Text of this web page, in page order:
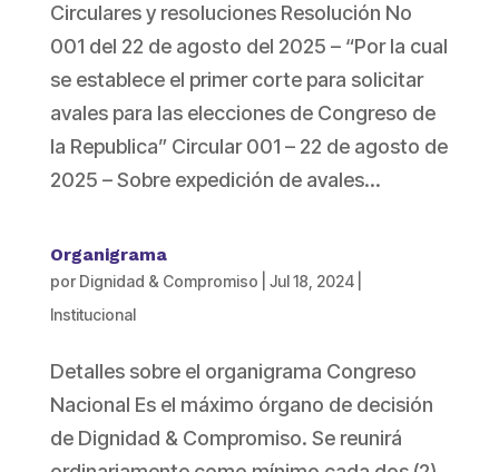
Circulares y resoluciones Resolución No
001 del 22 de agosto del 2025 – “Por la cual
se establece el primer corte para solicitar
avales para las elecciones de Congreso de
la Republica” Circular 001 – 22 de agosto de
2025 – Sobre expedición de avales...
Organigrama
por Dignidad & Compromiso Jul 18, 2024|
Institucional
Detalles sobre el organigrama Congreso
Nacional Es el máximo órgano de decisión
de Dignidad & Compromiso. Se reunirá